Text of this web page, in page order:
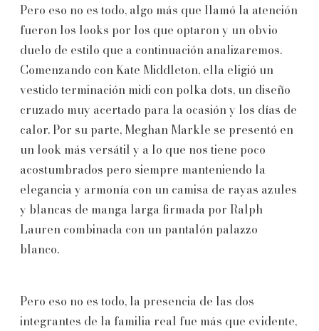
Pero eso no es todo, algo más que llamó la atención
fueron los looks por los que optaron y un obvio
duelo de estilo que a continuación analizaremos.
Comenzando con Kate Middleton, ella eligió un
vestido terminación midi con polka dots, un diseño
cruzado muy acertado para la ocasión y los días de
calor. Por su parte, Meghan Markle se presentó en
un look más versátil y a lo que nos tiene poco
acostumbrados pero siempre manteniendo la
elegancia y armonía con un camisa de rayas azules
y blancas de manga larga firmada por Ralph
Lauren combinada con un pantalón palazzo
blanco.
Pero eso no es todo, la presencia de las dos
integrantes de la familia real fue más que evidente,